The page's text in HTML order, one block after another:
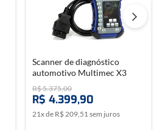
Scanner de diagnóstico
automotivo Multimec X3
R$5.375,00
R$ 4.399,90
21x de R$209,51sem juros